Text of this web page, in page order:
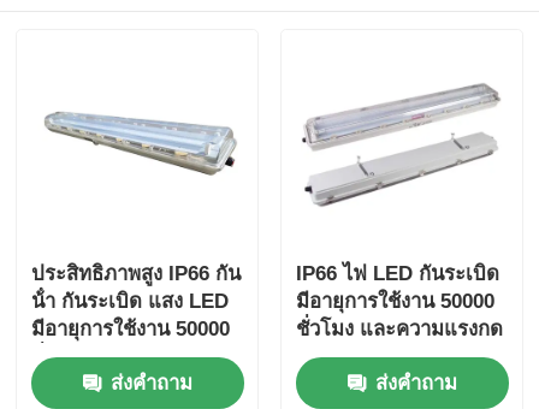
ประสิทธิภาพสูง IP66 กัน
น้ํา กันระเบิด แสง LED
มีอายุการใช้งาน 50000
ชั่วโมง และการออกแบบ
ที่ทนทานต่อการกัดกร่อน
ส่งคำถาม
IP66 ไฟ LED กันระเบิด
มีอายุการใช้งาน 50000
ชั่วโมง และความแรงกด
สูง 100-277VAC สําหรับ
พื้นที่อันตรายส่งคำถาม